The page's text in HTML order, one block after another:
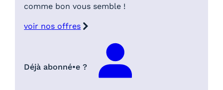
comme bon vous semble !
voir nos offres
Déjà abonné•e ?